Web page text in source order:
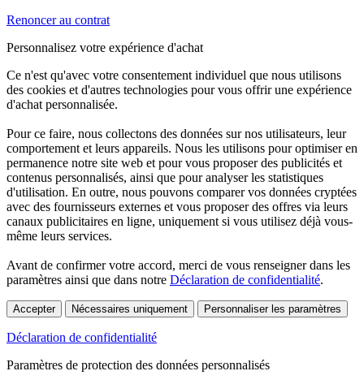
Renoncer au contrat
Personnalisez votre expérience d'achat
Ce n'est qu'avec votre consentement individuel que nous utilisons
des cookies et d'autres technologies pour vous offrir une expérience
d'achat personnalisée.
Pour ce faire, nous collectons des données sur nos utilisateurs, leur
comportement et leurs appareils. Nous les utilisons pour optimiser en
permanence notre site web et pour vous proposer des publicités et
contenus personnalisés, ainsi que pour analyser les statistiques
d'utilisation. En outre, nous pouvons comparer vos données cryptées
avec des fournisseurs externes et vous proposer des offres via leurs
canaux publicitaires en ligne, uniquement si vous utilisez déjà vous-
même leurs services.
Avant de confirmer votre accord, merci de vous renseigner dans les
paramètres ainsi que dans notre Déclaration de confidentialité.
Accepter Nécessaires uniquement Personnaliser les paramètres
Déclaration de confidentialité
Paramètres de protection des données personnalisés